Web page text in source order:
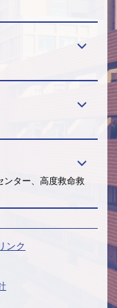
ンター、高度救命救
ンク